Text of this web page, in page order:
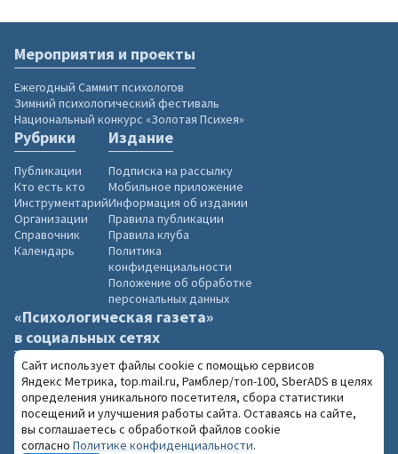
Мероприятия и проекты
Ежегодный Саммит психологов
Зимний психологический фестиваль
Национальный конкурс «Золотая Психея»
Рубрики
Публикации
Кто есть кто
Инструментарий
Организации
Справочник
Календарь
Издание
Подписка на рассылку
Мобильное приложение
Информация об издании
Правила публикации
Правила клуба
Политика
конфиденциальности
Положение об обработке
персональных данных
«Психологическая газета»
в социальных сетях
2004–2026 «Психологическая газета»
При использовании материалов сайта
18+
Сайт использует файлы cookie с помощью сервисов
Яндекс Метрика, top.mail.ru, Рамблер/топ-100, SberADS в целях
определения уникального посетителя, сбора статистики
посещений и улучшения работы сайта. Оставаясь на сайте,
вы соглашаетесь с обработкой файлов cookie
согласно Политике конфиденциальности.